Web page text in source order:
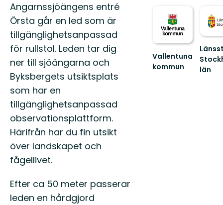
Angarnssjöängens entré
Örsta går en led som är
tillgänglighetsanpassad
för rullstol. Leden tar dig
ner till sjöängarna och
Byksbergets utsiktsplats
som har en
tillgänglighetsanpassad
observationsplattform.
Härifrån har du fin utsikt
över landskapet och
fågellivet.
Efter ca 50 meter passerar
leden en hårdgjord
Vallentuna
kommun
län